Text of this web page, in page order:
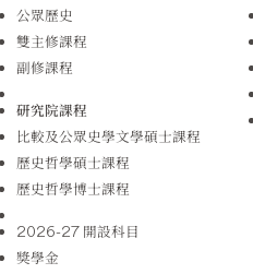
公眾歷史
雙主修課程
副修課程
研究院課程
比較及公眾史學文學碩士課程
歷史哲學碩士課程
歷史哲學博士課程
2026-27 開設科目
獎學金